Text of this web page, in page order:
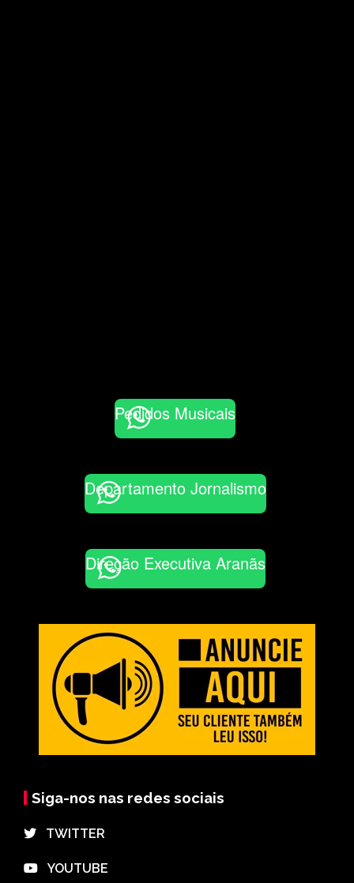
Pedidos Musicais
Departamento Jornalismo
Direção Executiva Aranãs
Siga-nos nas redes sociais
⠀TWITTER
⠀YOUTUBE